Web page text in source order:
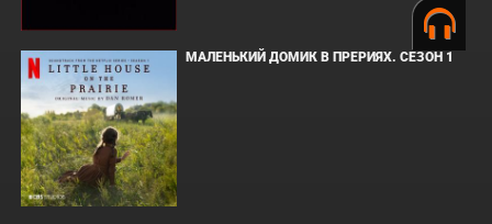
МАЛЕНЬКИЙ ДОМИК В ПРЕРИЯХ. СЕЗОН 1